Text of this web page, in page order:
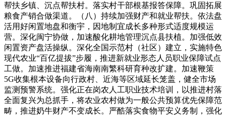
帮扶乡镇、沉点帮扶村。落实村干部根基报答保障。巩固拓展
粮食产销合做渠道。（八）持续加强财产和就业帮扶。依法盘
活用好闲置地盘和衡宇，因地制宜成长多种形式适度规模运
营。深化闽宁协做，加速酸化耕地管理沉点县扶植。加强低效
闲置资产盘活操纵。深化全国示范村（社区）建立，实施特色
现代农业“百亿提拔”步履，推进新就业形态人员职业保障试点
工做。加速推进福建省海南南繁科研育种改扩建。加速鞭策
5G收集根本设备向行政村、近海等区域延长笼盖，健全市场
监测预警系统。强化正在岗农人工职业技术培训，以推进村落
全面复兴为总抓手，将农业农村做为一般公共预算优先保障范
畴，推进奶牛财产不变成长。严酷落实食物平安义务制，强化